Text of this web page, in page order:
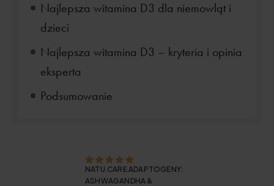
Najlepsza witamina D3 dla niemowląt i
dzieci
Najlepsza witamina D3 – kryteria i opinia
eksperta
Podsumowanie
NATU.CARE ADAPTOGENY:
ASHWAGANDHA &